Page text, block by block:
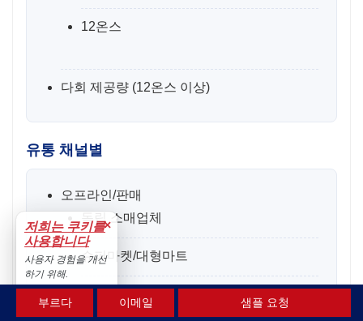
12온스
다회 제공량 ​​(12온스 이상)
유통 채널별
오프라인/판매
독립 소매업체
슈퍼마켓/대형마트
부르다 이메일 샘플 요청
저희는 쿠키를
사용합니다
×
사용자 경험을 개선
하기 위해.